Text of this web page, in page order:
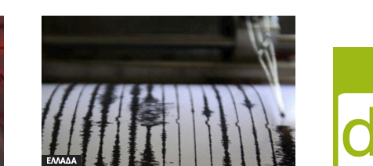
ΕΛΛΑΔΑ